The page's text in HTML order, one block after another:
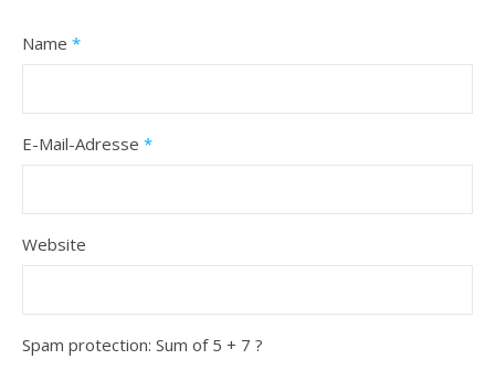
Name *
E-Mail-Adresse *
Website
Spam protection: Sum of 5 + 7 ?